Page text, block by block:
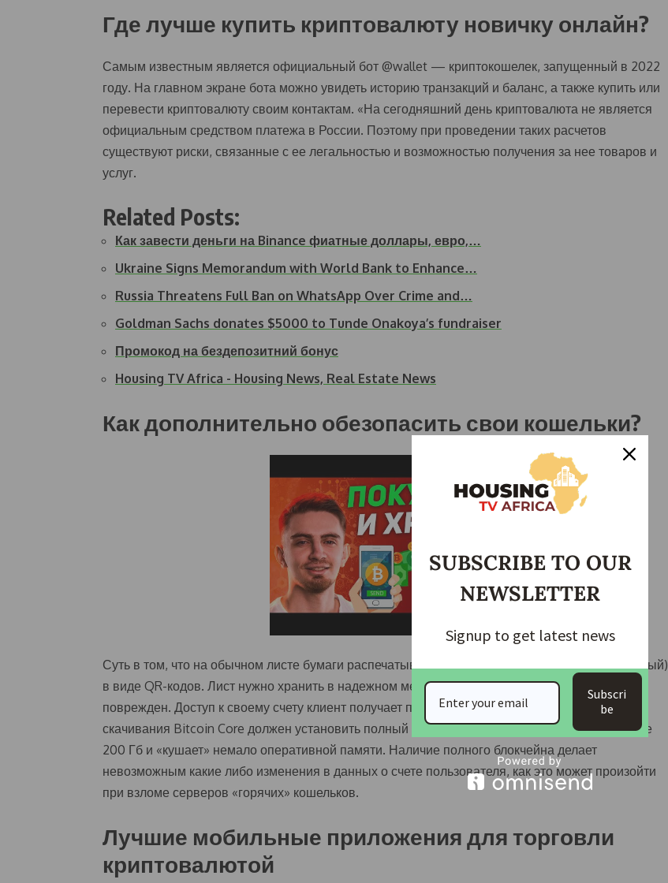
Где лучше купить криптовалюту новичку онлайн?
Самым известным является официальный бот @wallet — криптокошелек, запущенный в 2022
году. На главном экране бота можно увидеть историю транзакций и баланс, а также купить или
перевести криптовалюту своим контактам. «На сегодняшний день криптовалюта не является
официальным средством платежа в России. Поэтому при проведении таких расчетов
существуют риски, связанные с ее легальностью и возможностью получения за нее товаров и
услуг.
Related Posts:
Как завести деньги на Binance фиатные доллары, евро,…
Ukraine Signs Memorandum with World Bank to Enhance…
Russia Threatens Full Ban on WhatsApp Over Crime and…
Goldman Sachs donates $5000 to Tunde Onakoya’s fundraiser
Промокод на бездепозитний бонус
Housing TV Africa - Housing News, Real Estate News
Как дополнительно обезопасить свои кошельки?
Суть в том, что на обычном листе бумаги распечатываются два ключа (приватный и публичный)
в виде QR-кодов. Лист нужно хранить в надежном месте, где он не может быть украден или
поврежден. Доступ к своему счету клиент получает путем сканирования QR-кода. После
скачивания Bitcoin Core должен установить полный блокчейн биткоина, который весит более
200 Гб и «кушает» немало оперативной памяти. Наличие полного блокчейна делает
невозможным какие либо изменения в данных о счете пользователя, как это может произойти
при взломе серверов «горячих» кошельков.
Лучшие мобильные приложения для торговли
криптовалютой
SUBSCRIBE TO OUR
NEWSLETTER
Signup to get latest news
Subscri
be